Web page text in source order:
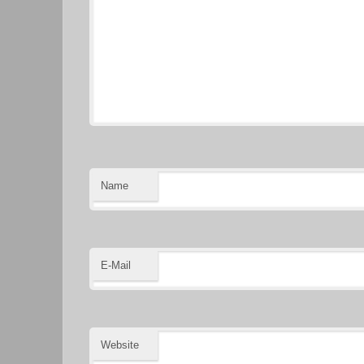
Name
E-Mail
Website